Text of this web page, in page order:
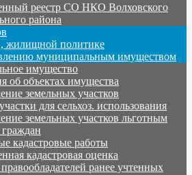
реестр СО НКО Волховского
района
жилищной политике
муниципальным имуществом
имущество
об объектах имущества
земельных участков
для сельхоз. использования
земельных участков льготным
граждан
кадастровые работы
кадастровая оценка
ранее учтенных